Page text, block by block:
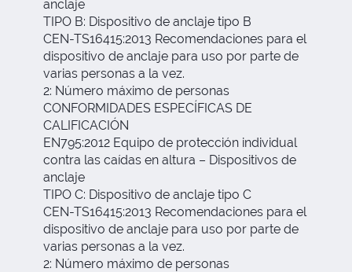
anclaje
TIPO B: Dispositivo de anclaje tipo B
CEN-TS16415:2013 Recomendaciones para el
dispositivo de anclaje para uso por parte de
varias personas a la vez.
2: Número máximo de personas
CONFORMIDADES ESPECÍFICAS DE
CALIFICACIÓN
EN795:2012 Equipo de protección individual
contra las caídas en altura – Dispositivos de
anclaje
TIPO C: Dispositivo de anclaje tipo C
CEN-TS16415:2013 Recomendaciones para el
dispositivo de anclaje para uso por parte de
varias personas a la vez.
2: Número máximo de personas